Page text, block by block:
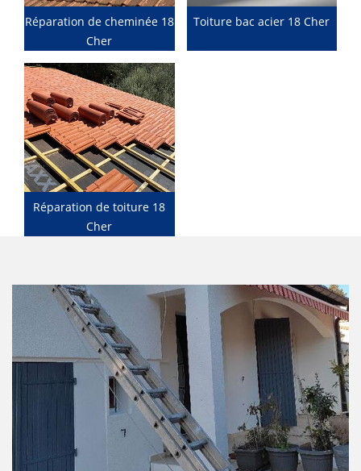
Réparation de cheminée 18
Cher
Toiture bac acier 18 Cher
Réparation de toiture 18
Cher